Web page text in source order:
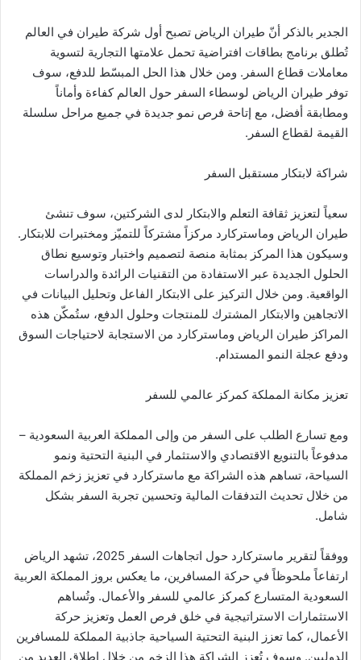
الجدير بالذكر أنّ طيران الرياض تصبح أول شركة طيران في العالم
تُطلق برنامج بطاقات افتراضية تحمل علامتها التجارية لتسوية
معاملات قطاع السفر. ومن خلال هذا الحل المبسّط للدفع، سوف
توفر طيران الرياض لوسطاء السفر حول العالم كفاءة وأماناً
ومطابقة أفضل، مع إتاحة فرص نمو جديدة في جميع مراحل سلسلة
القيمة لقطاع السفر.
شراكة لابتكار مستقبل السفر
سعياً لتعزيز ثقافة التعلم والابتكار لدى الشركتين، سوف تنشئ
طيران الرياض وماستركارد مركزاً مشتركاً للتميّز ومختبرات للابتكار.
وسيكون هذا المركز بمثابة منصة لتصميم واختبار وتوسيع نطاق
الحلول الجديدة عبر الاستفادة من التقنيات الرائدة والدراسات
الواقعية. ومن خلال التركيز على الابتكار الفاعل وتحليل البيانات في
الاتجاهين والابتكار المشترك للمنتجات وحلول الدفع، ستُمكّن هذه
المراكز طيران الرياض وماستركارد من الاستجابة لاحتياجات السوق
ودفع عجلة النمو المستدام.
تعزيز مكانة المملكة كمركز عالمي للسفر
ومع تسارع الطلب على السفر من وإلى المملكة العربية السعودية –
مدفوعاً بالتنويع الاقتصادي والاستثمار في البنية التحتية ونمو
السياحة، تساهم هذه الشراكة مع ماستركارد في تعزيز زخم المملكة
من خلال تحديث التدفقات المالية وتحسين تجربة السفر بشكل
شامل.
ووفقاً لتقرير ماستركارد حول اتجاهات السفر 2025، تشهد الرياض
ارتفاعاً ملحوظاً في حركة المسافرين، ما يعكس بروز المملكة العربية
السعودية المتسارع كمركز عالمي للسفر والأعمال. وتُساهم
الاستثمارات الاستراتيجية في خلق فرص العمل وتعزيز حركة
الأعمال، كما تعزز البنية التحتية السياحية جاذبية المملكة للمسافرين
الدوليين. وسوف تُعزز الشراكة هذا الزخم من خلال إطلاق العديد من